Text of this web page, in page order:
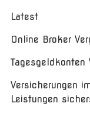
Latest
Online Broker
Tagesgeldkonten
Versicherungen
Leistungen